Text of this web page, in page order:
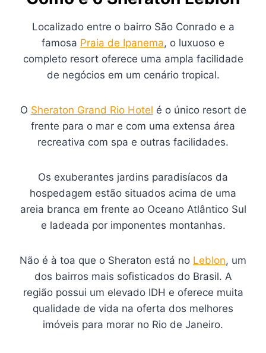
Localizado entre o bairro São Conrado e a
famosa Praia de Ipanema, o luxuoso e
completo resort oferece uma ampla facilidade
de negócios em um cenário tropical.
O Sheraton Grand Rio Hotel é o único resort de
frente para o mar e com uma extensa área
recreativa com spa e outras facilidades.
Os exuberantes jardins paradisíacos da
hospedagem estão situados acima de uma
areia branca em frente ao Oceano Atlântico Sul
e ladeada por imponentes montanhas.
Não é à toa que o Sheraton está no Leblon, um
dos bairros mais sofisticados do Brasil. A
região possui um elevado IDH e oferece muita
qualidade de vida na oferta dos melhores
imóveis para morar no Rio de Janeiro.